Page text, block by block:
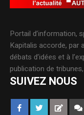
Portail d’information,
Kapitalis accorde, par
débats d’idées et à
publication de
SUIVEZ NOUS